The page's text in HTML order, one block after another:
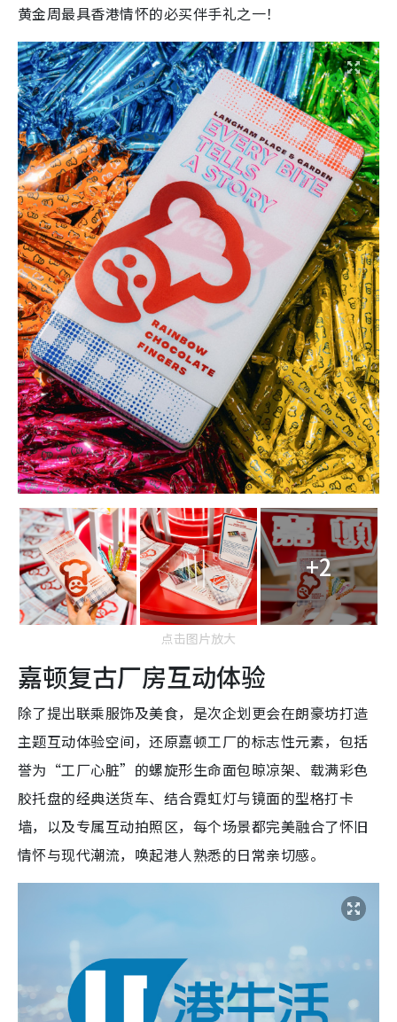
黄金周最具香港情怀的必买伴手礼之一！
+2
点击图片放大
嘉顿复古厂房互动体验
除了提出联乘服饰及美食，是次企划更会在朗豪坊打造
主题互动体验空间，还原嘉顿工厂的标志性元素，包括
誉为“工厂心脏”的螺旋形生命面包晾凉架、载满彩色
胶托盘的经典送货车、结合霓虹灯与镜面的型格打卡
墙，以及专属互动拍照区，每个场景都完美融合了怀旧
情怀与现代潮流，唤起港人熟悉的日常亲切感。